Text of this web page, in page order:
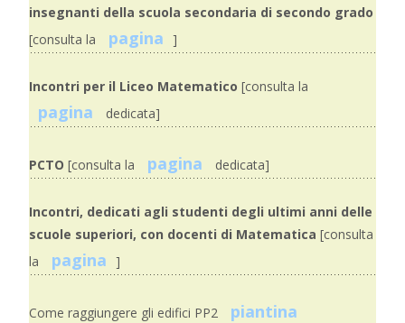
insegnanti della scuola secondaria di secondo grado
[consulta la
pagina ]
Incontri per il Liceo Matematico [consulta la
pagina dedicata]
PCTO [consulta la pagina dedicata]
Incontri, dedicati agli studenti degli ultimi anni delle
scuole superiori, con docenti di Matematica [consulta
la
pagina ]
Come raggiungere gli edifici PP2 piantina